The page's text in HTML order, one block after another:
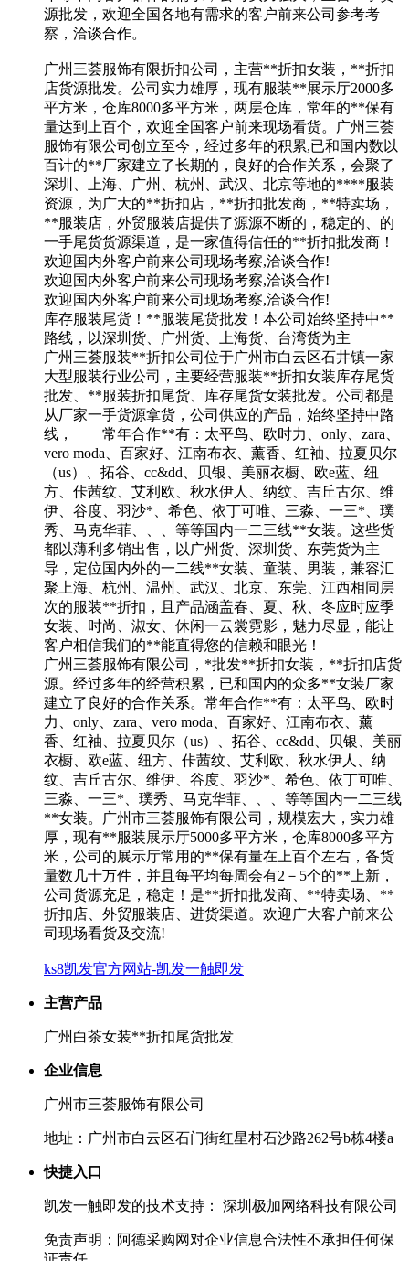
源批发，欢迎全国各地有需求的客户前来公司参考考
察，洽谈合作。
广州三荟服饰有限折扣公司，主营**折扣女装，**折扣
店货源批发。公司实力雄厚，现有服装**展示厅2000多
平方米，仓库8000多平方米，两层仓库，常年的**保有
量达到上百个，欢迎全国客户前来现场看货。广州三荟
服饰有限公司创立至今，经过多年的积累,已和国内数以
百计的**厂家建立了长期的，良好的合作关系，会聚了
深圳、上海、广州、杭州、武汉、北京等地的****服装
资源，为广大的**折扣店，**折扣批发商，**特卖场，
**服装店，外贸服装店提供了源源不断的，稳定的、的
一手尾货货源渠道，是一家值得信任的**折扣批发商！
欢迎国内外客户前来公司现场考察,洽谈合作!
欢迎国内外客户前来公司现场考察,洽谈合作!
欢迎国内外客户前来公司现场考察,洽谈合作!
库存服装尾货！**服装尾货批发！本公司始终坚持中**
路线，以深圳货、广州货、上海货、台湾货为主
广州三荟服装**折扣公司位于广州市白云区石井镇一家
大型服装行业公司，主要经营服装**折扣女装库存尾货
批发、**服装折扣尾货、库存尾货女装批发。公司都是
从厂家一手货源拿货，公司供应的产品，始终坚持中路
线， 常年合作**有：太平鸟、欧时力、only、zara、
vero moda、百家好、江南布衣、薰香、红袖、拉夏贝尔
（us）、拓谷、cc&dd、贝银、美丽衣橱、欧e蓝、纽
方、佧茜纹、艾利欧、秋水伊人、纳纹、吉丘古尔、维
伊、谷度、羽沙*、希色、依丁可唯、三淼、一三*、璞
秀、马克华菲、、、等等国内一二三线**女装。这些货
都以薄利多销出售，以广州货、深圳货、东莞货为主
导，定位国内外的一二线**女装、童装、男装，兼容汇
聚上海、杭州、温州、武汉、北京、东莞、江西相同层
次的服装**折扣，且产品涵盖春、夏、秋、冬应时应季
女装、时尚、淑女、休闲一云裳霓影，魅力尽显，能让
客户相信我们的**能直得您的信赖和眼光！
广州三荟服饰有限公司，*批发**折扣女装，**折扣店货
源。经过多年的经营积累，已和国内的众多**女装厂家
建立了良好的合作关系。常年合作**有：太平鸟、欧时
力、only、zara、vero moda、百家好、江南布衣、薰
香、红袖、拉夏贝尔（us）、拓谷、cc&dd、贝银、美丽
衣橱、欧e蓝、纽方、佧茜纹、艾利欧、秋水伊人、纳
纹、吉丘古尔、维伊、谷度、羽沙*、希色、依丁可唯、
三淼、一三*、璞秀、马克华菲、、、等等国内一二三线
**女装。广州市三荟服饰有限公司，规模宏大，实力雄
厚，现有**服装展示厅5000多平方米，仓库8000多平方
米，公司的展示厅常用的**保有量在上百个左右，备货
量数几十万件，并且每平均每周会有2－5个的**上新，
公司货源充足，稳定！是**折扣批发商、**特卖场、**
折扣店、外贸服装店、进货渠道。欢迎广大客户前来公
司现场看货及交流!
ks8凯发官方网站-凯发一触即发
主营产品
广州白茶女装**折扣尾货批发
企业信息
广州市三荟服饰有限公司
地址：广州市白云区石门街红星村石沙路262号b栋4楼a
快捷入口
凯发一触即发的技术支持： 深圳极加网络科技有限公司
免责声明：阿德采购网对企业信息合法性不承担任何保